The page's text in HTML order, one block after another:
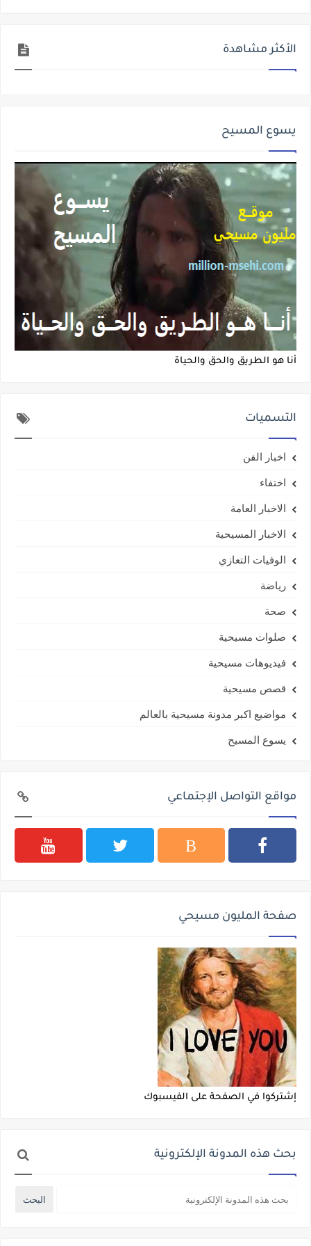
الأكثر مشاهدة
يسوع المسيح
أنا هو الطريق والحق والحياة
التسميات
اخبار الفن
اختفاء
الاخبار العامة
الاخبار المسيحية
الوفيات التعازي
رياضة
صحة
صلوات مسيحية
فيديوهات مسيحية
قصص مسيحية
مواضيع اكبر مدونة مسيحية بالعالم
يسوع المسيح
مواقع التواصل الإجتماعي
صفحة المليون مسيحي
إشتركوا في الصفحة على الفيسبوك
بحث هذه المدونة الإلكترونية